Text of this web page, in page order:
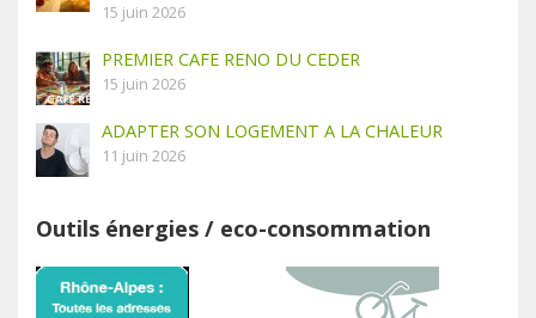
15 juin 2026
PREMIER CAFE RENO DU CEDER
15 juin 2026
ADAPTER SON LOGEMENT A LA CHALEUR
11 juin 2026
Outils énergies / eco-consommation